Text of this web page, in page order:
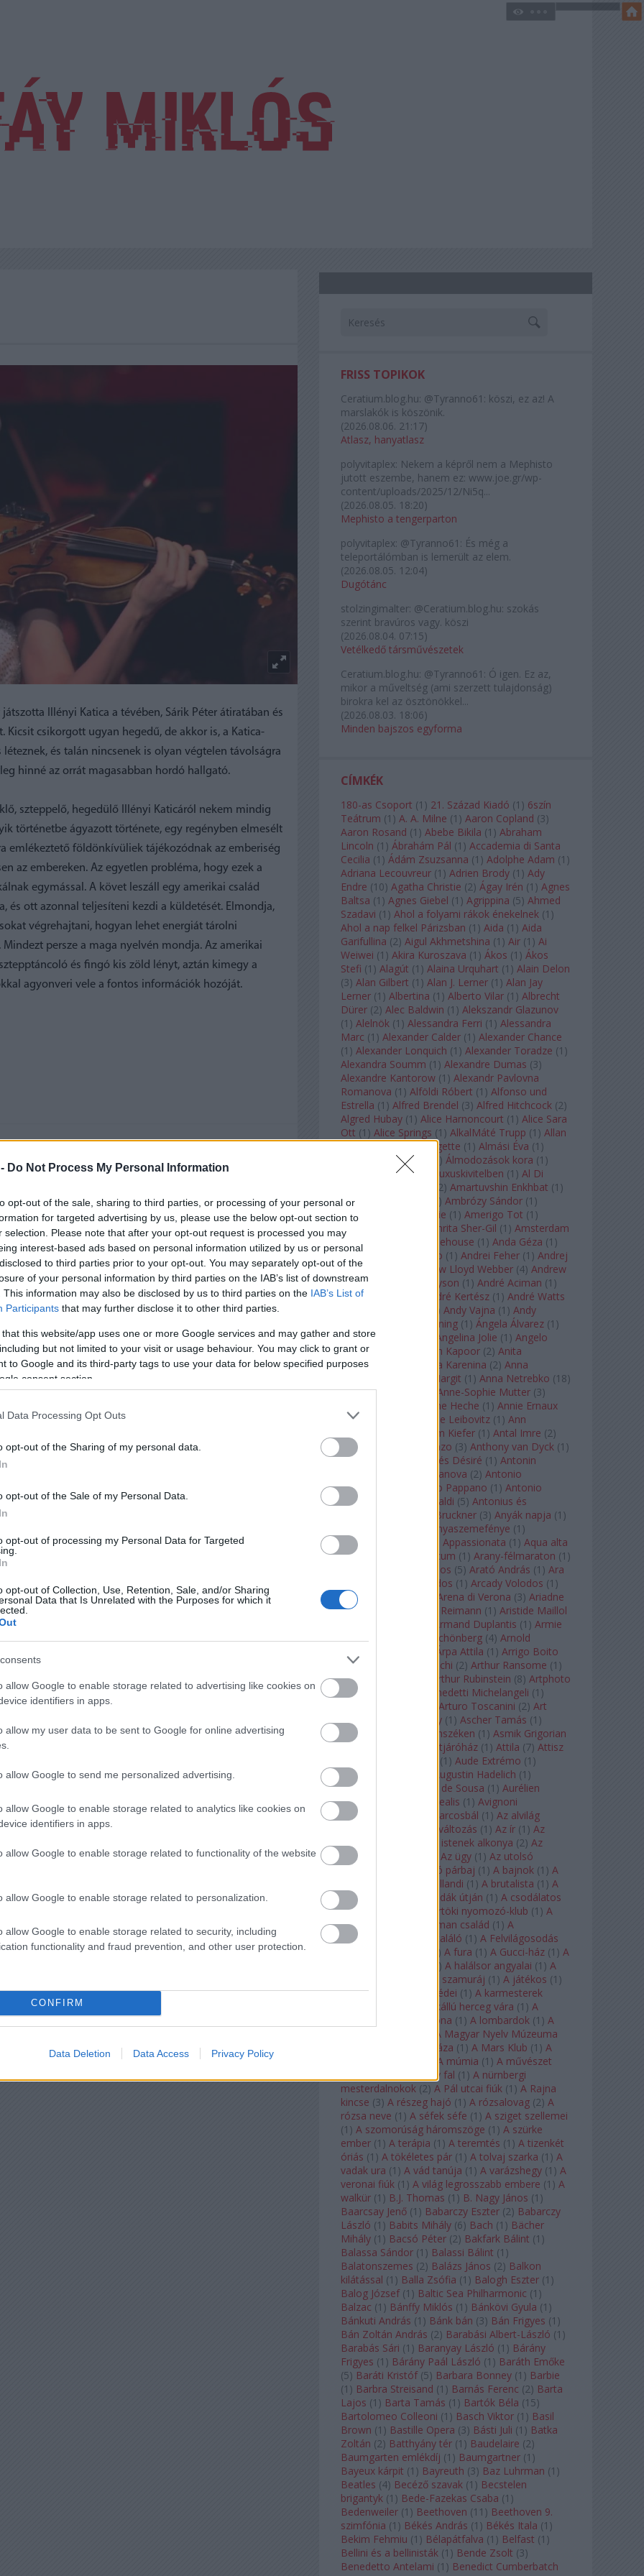
Do Not Process My Personal Information
opt-out of the sale, sharing to third parties, or processing of your personal or
for targeted advertising by us, please use the below opt-out section to
selection. Please note that after your opt-out request is processed you may
interest-based ads based on personal information utilized by us or personal
to third parties prior to your opt-out. You may separately opt-out of the
of your personal information by third parties on the IAB’s list of downstream
This information may also be disclosed by us to third parties on the IAB’s List of
Participants that may further disclose it to other third parties.
that this website/app uses one or more Google services and may gather and store
but not limited to your visit or usage behaviour. You may click to grant or
to Google and its third-party tags to use your data for below specified purposes
consent section.
Data Processing Opt Outs
opt-out of the Sharing of my personal data.
opt-out of the Sale of my Personal Data.
opt-out of processing my Personal Data for Targeted
opt-out of Collection, Use, Retention, Sale, and/or Sharing
Data that Is Unrelated with the Purposes for which it
allow Google to enable storage related to advertising like cookies on
identifiers in apps.
allow my user data to be sent to Google for online advertising
allow Google to send me personalized advertising.
allow Google to enable storage related to analytics like cookies on
identifiers in apps.
allow Google to enable storage related to functionality of the website
allow Google to enable storage related to personalization.
allow Google to enable storage related to security, including
functionality and fraud prevention, and other user protection.
CONFIRM
Data Deletion Data Access Privacy Policy
Illényi Katica a tévében, Sárik Péter átiratában és
csikorgott ugyan hegedű, de akkor is, a Katica-
és talán nincsenek is olyan végtelen távolságra
hinné az orrát magasabban hordó hallgató.
szteppelő, hegedülő Illényi Katicáról nekem mindig
történetbe ágyazott története, egy regényben elmesélt
emlékeztető földönkívüliek tájékozódnak az emberiség
az embereken. Az egyetlen probléma, hogy ezek a
egymással. A követ leszáll egy amerikai család
és ott azonnal teljesíteni kezdi a küldetését. Elmondja,
végrehajtani, hogyan lehet energiát tárolni
persze a maga nyelvén mondja. Az amerikai
és fingó kis zöld lényt, aztán kimegy a
agyonveri vele a fontos információk hozóját.
trackback/id/14997218
esetén forduljon a blog szerkesztőjéhez. Részletek a
tájékoztatóban .
FRISS TOPIKOK
Ceratium.blog.hu: @Tyranno61: köszi, ez az! A
marslakók is köszönik.
(2026.08.06. 21:17)
Atlasz, hanyatlasz
polyvitaplex: Nekem a képről nem a Mephisto
jutott eszembe, hanem ez: www.joe.gr/wp-
content/uploads/2025/12/Ni5q...
(2026.08.05. 18:20)
Mephisto a tengerparton
polyvitaplex: @Tyranno61: És még a
teleportálómban is lemerült az elem.
(2026.08.05. 12:04)
Dugótánc
stolzingimalter: @Ceratium.blog.hu: szokás
szerint bravúros vagy. köszi
(2026.08.04. 07:15)
Vetélkedő társművészetek
Ceratium.blog.hu: @Tyranno61: Ó igen. Ez az,
mikor a műveltség (ami szerzett tulajdonság)
birokra kel az ösztönökkel...
(2026.08.03. 18:06)
Minden bajszos egyforma
CÍMKÉK
180-as Csoport (1 ) 21. Század Kiadó (1 ) 6szín
Teátrum (1 ) A. A. Milne (1 ) Aaron Copland (3)
Aaron Rosand (1 ) Abebe Bikila (1 ) Abraham
Lincoln (1 ) Ábrahám Pál (1 ) Accademia di Santa
Cecilia (1 ) Ádám Zsuzsanna (1 ) Adolphe Adam (1 )
Adriana Lecouvreur (1 ) Adrien Brody (1 ) Ady
Endre (10) Agatha Christie (2) Ágay Irén (1 ) Agnes
Baltsa (1 ) Agnes Giebel (1 ) Agrippina (5) Ahmed
Szadavi (1 ) Ahol a folyami rákok énekelnek (1 )
Ahol a nap felkel Párizsban (1 ) Aida (1 ) Aida
Garifullina (2) Aigul Akhmetshina (1 ) Air (1 ) Ai
Weiwei (1 ) Akira Kuroszava (1 ) Ákos (1 ) Ákos
Stefi (1 ) Alagút (1 ) Alaina Urquhart (1 ) Alain Delon
(3) Alan Gilbert (1 ) Alan J. Lerner (1 ) Alan Jay
Lerner (1 ) Albertina (1 ) Alberto Vilar (1 ) Albrecht
Dürer (2) Alec Baldwin (1 ) Alekszandr Glazunov
(1 ) Alelnök (1 ) Alessandra Ferri (1 ) Alessandra
Marc (1 ) Alexander Calder (1 ) Alexander Chance
(1 ) Alexander Lonquich (1 ) Alexander Toradze (1 )
Alexandra Soumm (1 ) Alexandre Dumas (3)
Alexandre Kantorow (1 ) Alexandr Pavlovna
Romanova (1 ) Alföldi Róbert (1 ) Alfonso und
Estrella (1 ) Alfred Brendel (3) Alfred Hitchcock (2)
Algred Hubay (1 ) Alice Harnoncourt (1 ) Alice Sara
Ott (1 ) Alice Springs (1 ) AlkalMáté Trupp (1 ) Allan
Clayton (1) Allen Midgette (1 ) Almási Éva (1 )
Almásy László Ede
) Álmodozások kora (1 )
(1 Álom luxuskivitelben (1 ) Al Di
2) Amartuvshin Enkhbat (1 )
Ambroise Thomas
) Ambrózy Sándor (1 )
Ambrus Kyri
Amélie (1 ) Amerigo Tot (1 )
Amikor Galéria
Amrita Sher-Gil (1 ) Amsterdam
Baroque
Amy Winehouse (1 ) Anda Géza (1 )
Andrea del Verrocchio (1 ) Andrei Feher (1 ) Andrej
Tarkovszkij
Andrew Lloyd Webber (4) Andrew
Staples
Andrew Tyson (1 ) André Aciman (1 )
André Chenier
André Kertész (1 ) André Watts
) Andy Vajna (1 ) Andy
Anette Bening (1 ) Ángela Álvarez (1 )
Angela Lansbury
Angelina Jolie (1 ) Angelo
Badalamenti
Anish Kapoor (2) Anita
Rachvelishvili
Anna Karenina (2) Anna
Anna Margit (1 ) Anna Netrebko (18)
Anna Vinnitskaya
Anne-Sophie Mutter (3)
Anne Heche (1 ) Annie Ernaux
1) Annie Hall Annie Leibovitz (1 ) Ann
Anselm Kiefer (1 ) Antal Imre (2)
Anthony Roth Costanzo (3) Anthony van Dyck (1 )
Antinous
Antoine és Désiré (1 ) Antonin
Antonio Canova (2) Antonio
Margheriti
Antonio Pappano (1 ) Antonio
Salieri
Antonio Vivaldi (5) Antonius és
Anton Bruckner (3) Anyák napja (1 )
Anyaszemefénye (1 )
Apokalipszis most
Appassionata (1 ) Aqua alta
(1) Aquileia Aquincum (1 ) Arany-félmaraton (1 )
Arany János (5) Arató András (1 ) Ara
Arcadi Volodos (1 ) Arcady Volodos (1 )
Arcangelo Corelli
Arena di Verona (3) Ariadne
auf Naxos
Aribert Reimann (1 ) Aristide Maillol
Armand Duplantis (1 ) Armie
Hammer
Arnold Schönberg (4) Arnold
Árpa Attila (1 ) Arrigo Boito
) Artemisia Gentileschi (2) Arthur Ransome (1 )
Arthur Rimbaud
Arthur Rubinstein (8) Artphoto
Galéria
Arturo Benedetti Michelangeli (1 )
Arturo Toscanini (2) Art
Garfunkel
Art Shay (1 ) Ascher Tamás (1 )
Ascher Tamás Háromszéken (1 ) Asmik Grigorian
(2) Átjáróház (1 ) Attila (7) Attisz
(1 ) Aude Extrémo (1 )
Audrey Hepburn
Augustin Hadelich (1 )
Aurelianus
Aurelia de Sousa (1 ) Aurélien
Pascal
Aurora borealis (1 ) Avignoni
szerelmesek
Az álarcosbál (1 ) Az alvilág
Az átváltozás (1 ) Az ír (1 ) Az
isenheimi oltár
Az istenek alkonya (2) Az
olvasás éjszakája
Az ügy (1 ) Az utolsó
mohikán
Az utolsó párbaj (1 ) A bajnok (1 ) A
A bolygó hollandi (1 ) A brutalista (1 ) A
Chorus Line
A csodák útján (1 ) A csodálatos
mandarin
A csütörtöki nyomozó-klub (1 ) A
doktor úr
A Fabelman család (1 ) A
félkegyelmű
A feltaláló (1 ) A Felvilágosodás
) A fura (1 ) A Gucci-ház (1 ) A
) A halálsor angyalai (1 ) A
A hét szamuráj (1 ) A játékos (1 )
A karmeliták párbeszédei (1 ) A karmesterek
A kékszakállú herceg vára (1 ) A
A korona (1 ) A lombardok (1 ) A
A Magyar Nyelv Múzeuma
A Magyar Zene Háza (1 ) A Mars Klub (1 ) A
A múmia (1 ) A művészet
A nagy fal (1 ) A nürnbergi
mesterdalnokok (2) A Pál utcai fiúk (1 ) A Rajna
kincse (3) A részeg hajó (1 ) A rózsalovag (2) A
rózsa neve (1 ) A séfek séfe (1 ) A sziget szellemei
(1 ) A szomorúság háromszöge (1 ) A szürke
ember (1 ) A terápia (1 ) A teremtés (1 ) A tizenkét
óriás (1 ) A tökéletes pár (1 ) A tolvaj szarka (1 ) A
vadak ura (1 ) A vád tanúja (1 ) A varázshegy (1 ) A
veronai fiúk (1 ) A világ legrosszabb embere (1 ) A
walkür (1 ) B.J. Thomas (1 ) B. Nagy János (1 )
Baarcsay Jenő (1 ) Babarczy Eszter (2) Babarczy
László (1 ) Babits Mihály (6) Bach (1 ) Bächer
Mihály (1 ) Bacsó Péter (2) Bakfark Bálint (1 )
Balassa Sándor (1 ) Balassi Bálint (1 )
Balatonszemes (2) Balázs János (2) Balkon
kilátással (1 ) Balla Zsófia (1 ) Balogh Eszter (1 )
Balog József (1 ) Baltic Sea Philharmonic (1 )
Balzac (1 ) Bánffy Miklós (1 ) Bánkövi Gyula (1 )
Bánkuti András (1 ) Bánk bán (3) Bán Frigyes (1 )
Bán Zoltán András (2) Barabási Albert-László (1 )
Barabás Sári (1 ) Baranyay László (1 ) Bárány
Frigyes (1 ) Bárány Paál László (1 ) Baráth Emőke
(5) Baráti Kristóf (5) Barbara Bonney (1 ) Barbie
(1 ) Barbra Streisand (1 ) Barnás Ferenc (2) Barta
Lajos (1 ) Barta Tamás (1 ) Bartók Béla (15)
Bartolomeo Colleoni (1 ) Basch Viktor (1 ) Basil
Brown (1 ) Bastille Opera (3) Básti Juli (1 ) Batka
Zoltán (2) Batthyány tér (1 ) Baudelaire (2)
Baumgarten emlékdíj (1 ) Baumgartner (1 )
Bayeux kárpit (1 ) Bayreuth (3) Baz Luhrman (1 )
Beatles (4) Becéző szavak (1 ) Becstelen
brigantyk (1 ) Bede-Fazekas Csaba (1 )
Bedenweiler (1 ) Beethoven (11 ) Beethoven 9.
szimfónia (1 ) Békés András (1 ) Békés Itala (1 )
Bekim Fehmiu (1 ) Bélapátfalva (1 ) Belfast (1 )
Bellini és a bellinisták (1 ) Bende Zsolt (3)
Benedetto Antelami (1 ) Benedict Cumberbatch